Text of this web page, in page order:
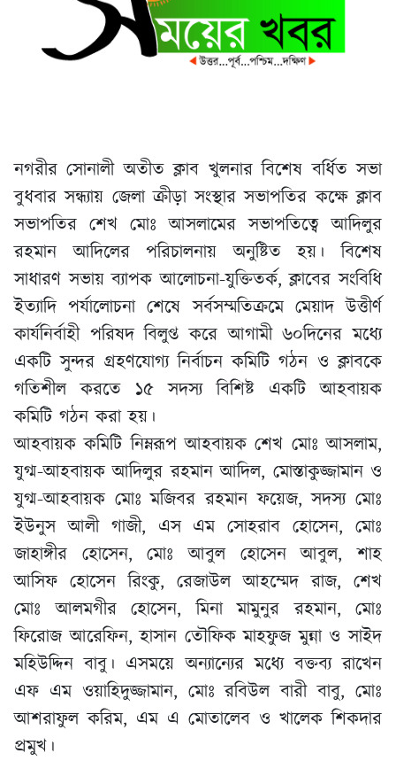
নগরীর সোনালী অতীত ক্লাব খুলনার বিশেষ বর্ধিত সভা
বুধবার সন্ধ্যায় জেলা ক্রীড়া সংস্থার সভাপতির কক্ষে ক্লাব
সভাপতির শেখ মোঃ আসলামের সভাপতিত্বে আদিলুর
রহমান আদিলের পরিচালনায় অনুষ্টিত হয়। বিশেষ
সাধারণ সভায় ব্যাপক আলোচনা-যুক্তিতর্ক, ক্লাবের সংবিধি
ইত্যাদি পর্যালোচনা শেষে সর্বসম্মতিক্রমে মেয়াদ উত্তীর্ণ
কার্যনির্বাহী পরিষদ বিলুপ্ত করে আগামী ৬০দিনের মধ্যে
একটি সুন্দর গ্রহণযোগ্য নির্বাচন কমিটি গঠন ও ক্লাবকে
গতিশীল করতে ১৫ সদস্য বিশিষ্ট একটি আহবায়ক
কমিটি গঠন করা হয়।
আহবায়ক কমিটি নিম্নরূপ আহবায়ক শেখ মোঃ আসলাম,
যুগ্ম-আহবায়ক আদিলুর রহমান আদিল, মোস্তাকুজ্জামান ও
যুগ্ম-আহবায়ক মোঃ মজিবর রহমান ফয়েজ, সদস্য মোঃ
ইউনুস আলী গাজী, এস এম সোহরাব হোসেন, মোঃ
জাহাঙ্গীর হোসেন, মোঃ আবুল হোসেন আবুল, শাহ
আসিফ হোসেন রিংকু, রেজাউল আহম্মেদ রাজ, শেখ
মোঃ আলমগীর হোসেন, মিনা মামুনুর রহমান, মোঃ
ফিরোজ আরেফিন, হাসান তৌফিক মাহফুজ মুন্না ও সাইদ
মহিউদ্দিন বাবু। এসময়ে অন্যান্যের মধ্যে বক্তব্য রাখেন
এফ এম ওয়াহিদুজ্জামান, মোঃ রবিউল বারী বাবু, মোঃ
আশরাফুল করিম, এম এ মোতালেব ও খালেক শিকদার
প্রমুখ।